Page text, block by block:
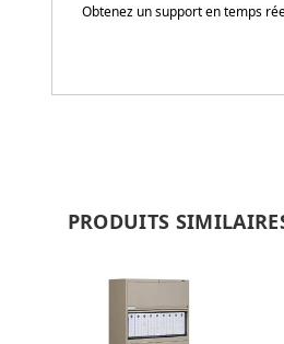
Obtenez un support en temps
PRODUITS